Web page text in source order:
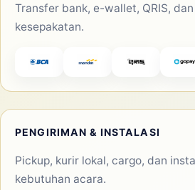
Transfer bank, e-wallet, QRIS,
kesepakatan.
PENGIRIMAN & INSTALASI
Pickup, kurir lokal, cargo, dan
kebutuhan acara.